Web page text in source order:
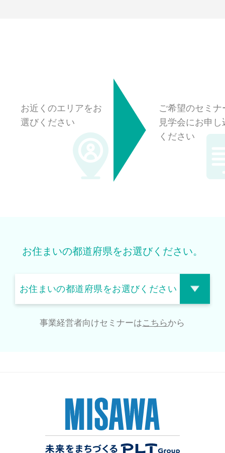
お近くのエリアをお
選びください
ご希望のセミナ
見学会にお申し
ください
お住まいの都道府県をお選びください。
事業経営者向けセミナーはこちらから